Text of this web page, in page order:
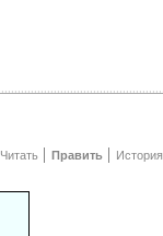
Читать Править История